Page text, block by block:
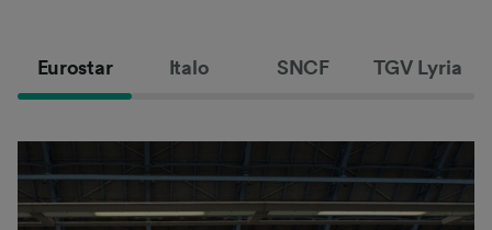
Eurostar Italo SNCF TGV Lyria